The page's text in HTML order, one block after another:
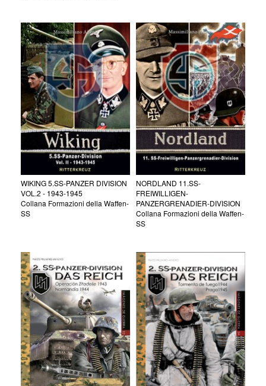
WIKING 5.SS-PANZER DIVISION
VOL.2 - 1943-1945
Collana Formazioni della Waffen-
SS
NORDLAND 11.SS-
FREIWILLIGEN-
PANZERGRENADIER-DIVISION
Collana Formazioni della Waffen-
SS